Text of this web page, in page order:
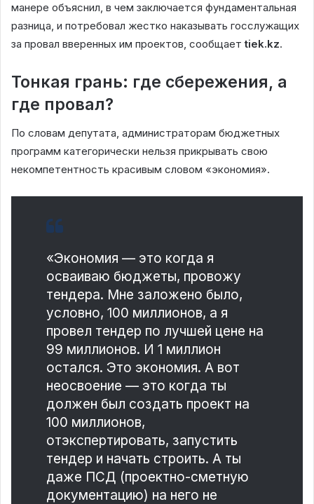
манере объяснил, в чем заключается фундаментальная
разница, и потребовал жестко наказывать госслужащих
за провал вверенных им проектов, сообщаетtiek.kz.
Тонкая грань: где сбережения, а
где провал?
По словам депутата, администраторам бюджетных
программ категорически нельзя прикрывать свою
некомпетентность красивым словом «экономия».
«Экономия — это когда я
осваиваю бюджеты, провожу
тендера. Мне заложено было,
условно, 100 миллионов, а я
провел тендер по лучшей цене на
99 миллионов. И 1 миллион
остался. Это экономия. А вот
неосвоение — это когда ты
должен был создать проект на
100 миллионов,
отэкспертировать, запустить
тендер и начать строить. А ты
даже ПСД (проектно-сметную
документацию) на него не